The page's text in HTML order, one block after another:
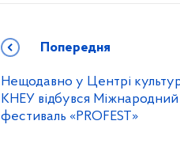
Попередня
Нещодавно у Центрі
КНЕУ відбувся
фестиваль «PROFEST»